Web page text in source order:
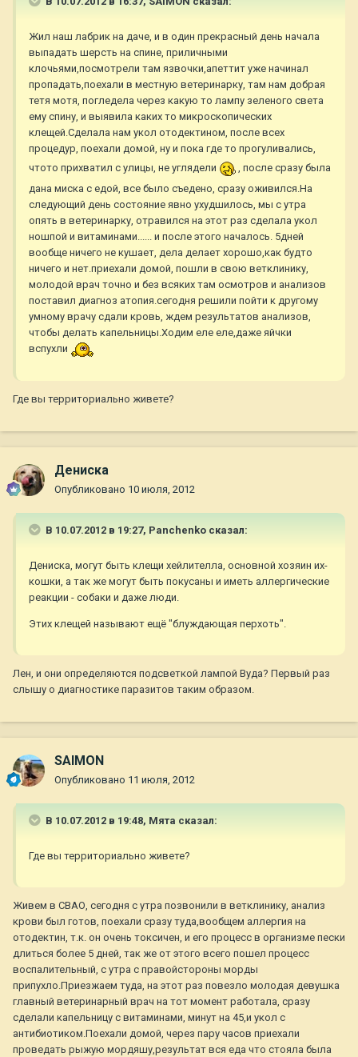
Жил наш лабрик на даче, и в один прекрасный день начала
выпадать шерсть на спине, приличными
клочьями,посмотрели там язвочки,апеттит уже начинал
пропадать,поехали в местную ветеринарку, там нам добрая
тетя мотя, погледела через какую то лампу зеленого света
ему спину, и выявила каких то микроскопических
клещей.Сделала нам укол отодектином, после всех
процедур, поехали домой, ну и пока где то прогуливались,
чтото прихватил с улицы, не углядели
, после сразу была
дана миска с едой, все было съедено, сразу оживился.На
следующий день состояние явно ухудшилось, мы с утра
опять в ветеринарку, отравился на этот раз сделала укол
ношпой и витаминами...... и после этого началось. 5дней
вообще ничего не кушает, дела делает хорошо,как будто
ничего и нет.приехали домой, пошли в свою ветклинику,
молодой врач точно и без всяких там осмотров и анализов
поставил диагноз атопия.сегодня решили пойти к другому
умному врачу сдали кровь, ждем результатов анализов,
чтобы делать капельницы.Ходим еле еле,даже яйчки
вспухли
Где вы территориально живете?
Дениска
Опубликовано 10 июля, 2012
В 10.07.2012 в 19:27, Panchenko сказал:
Дениска, могут быть клещи хейлителла, основной хозяин их-
кошки, а так же могут быть покусаны и иметь аллергические
реакции - собаки и даже люди.
Этих клещей называют ещё "блуждающая перхоть".
Лен, и они определяются подсветкой лампой Вуда? Первый раз
слышу о диагностике паразитов таким образом.
SAIMON
Опубликовано 11 июля, 2012
В 10.07.2012 в 19:48, Мята сказал:
Где вы территориально живете?
Живем в СВАО, сегодня с утра позвонили в ветклинику, анализ
крови был готов, поехали сразу туда,вообщем аллергия на
отодектин, т.к. он очень токсичен, и его процесс в организме пески
длиться более 5 дней, так же от этого всего пошел процесс
воспалительный, с утра с правойстороны морды
припухло.Приезжаем туда, на этот раз повезло молодая девушка
главный ветеринарный врач на тот момент работала, сразу
сделали капельницу с витаминами, минут на 45,и укол с
антибиотиком.Поехали домой, через пару часов приехали
проведать рыжую мордяшу,результат вся еда что стояла была